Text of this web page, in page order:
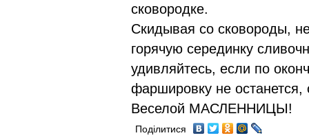
сковородке.
Скидывая со сковороды,
горячую серединку
удивляйтесь, если по
фаршировку не останется,
Веселой МАСЛЕННИЦЫ!
Поділитися